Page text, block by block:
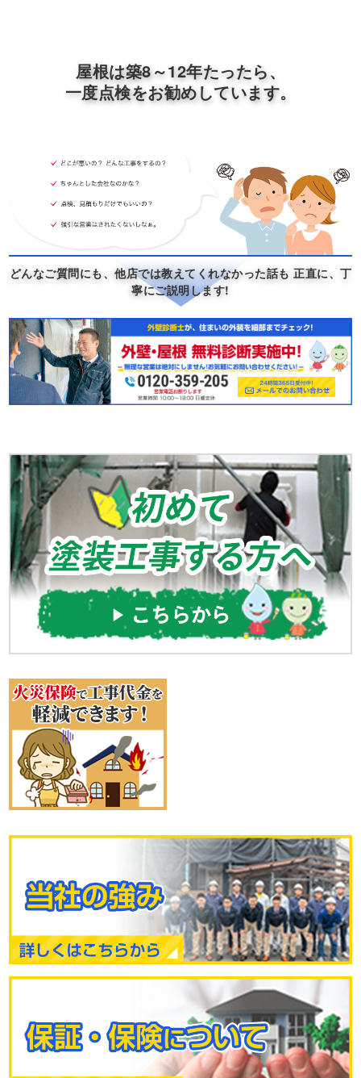
屋根が劣化するタイミングでは、雨どいの劣化が目立つケースも
少なからずあります。せっかくやるなら、雨どいも交換したほう
が、今後のメンテナンスが楽になります。
ライフプランや、将来性を勘案して、お客様にとって、ベス
外壁のチョーキング
屋根は築8～12年たったら、
一度点検をお勧めしています。
どんなご質問にも、他店では教えてくれなかった話も 正直に、丁